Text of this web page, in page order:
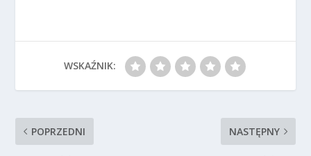
WSKAŹNIK:
POPRZEDNI NASTĘPNY